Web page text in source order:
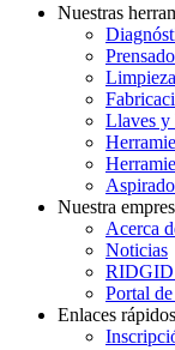
Nuestras
Prensado
Llaves y
Nuestra
Acerca
Noticias
RIDGID
Portal
Enlaces rápidos